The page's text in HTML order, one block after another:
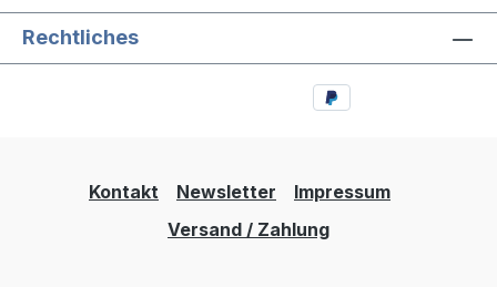
Rechtliches
Kontakt Newsletter
Impressum
Versand / Zahlung